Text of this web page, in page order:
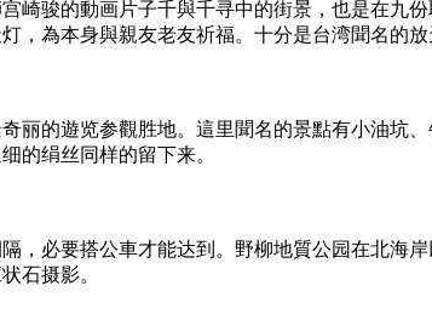
崎骏的動画片子千與千寻中的街景，也是在九
為本身與親友老友祈福。十分是台湾聞名的
丽的遊览参觀胜地。這里聞名的景點有小油坑
的绢丝同样的留下来。
，必要搭公車才能达到。野柳地質公园在北海
石摄影。